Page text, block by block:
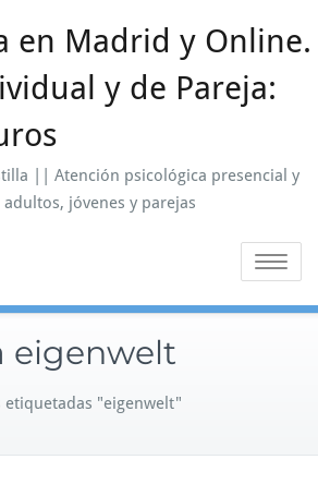
en Madrid y Online.
y de Pareja:
|| Atención psicológica presencial y
jóvenes y parejas
Alternar
eigenwelt
etiquetadas "eigenwelt"